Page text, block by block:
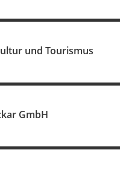
und Tourismus
GmbH